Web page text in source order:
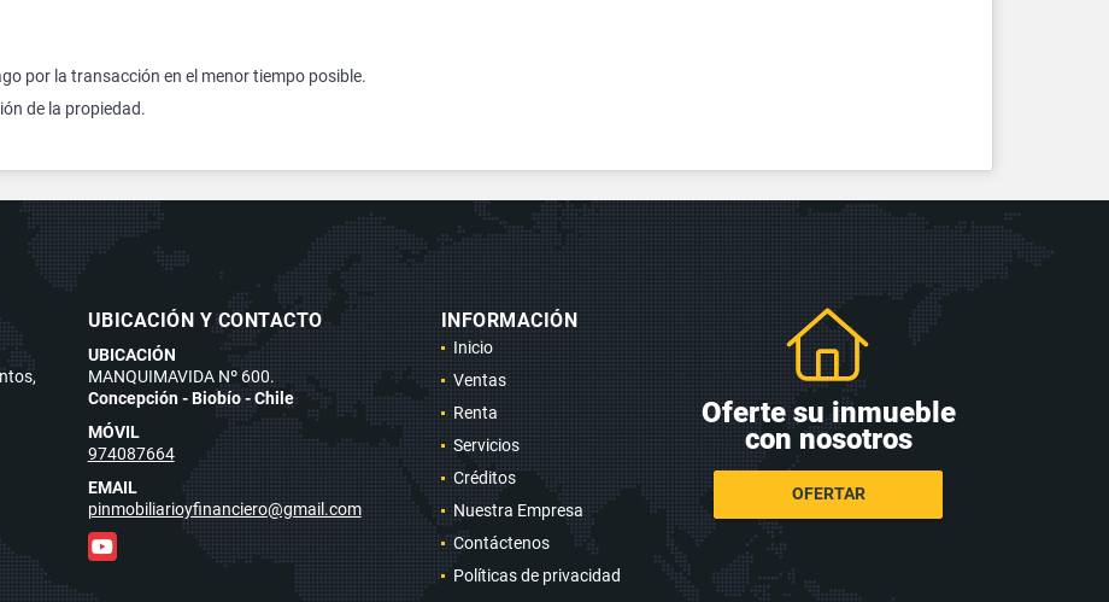
por la transacción en el menor tiempo posible.
de la propiedad.
UBICACIÓN Y CONTACTO
UBICACIÓN
MANQUIMAVIDA Nº 600.
Concepción - Biobío - Chile
MÓVIL
974087664
EMAIL
pinmobiliarioyfinanciero@gmail.com
YouTube
INFORMACIÓN
Inicio
Ventas
Renta
Servicios
Créditos
Nuestra Empresa
Contáctenos
Políticas de privacidad
Oferte su inmueble
con nosotros
OFERTAR